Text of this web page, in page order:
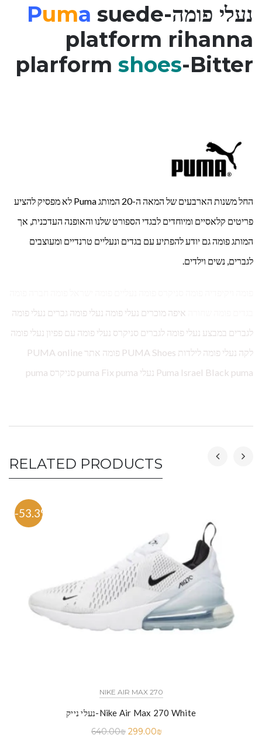
נעלי פומה- Puma suede
platform rihanna
plarform shoes-Bitter
החל משנות הארבעים של המאה ה-20 המותג Puma לא מפסיק להציע
פריטים קלאסיים ומיוחדים לבגדי הספורט שלנו והאופנה העדכנית, אך
המותג פומה גם יודע להפתיע עם בגדים ונעליים טרנדיים ומעוצבים
לגברים, נשים וילדים.
איפה מוכרים נעלי פומה נעלי פומה גברים נעלי פומה
לגברים במבצע נעלי פומה לגברים סניקרס נעלי פומה עם פפיון נעלי פומה
לקה נעלי פומה לילדות PUMA Shoes פומה אתר PUMA online
Puma Israel Black puma נעלי puma Fix puma סניקרס puma
RELATED PRODUCTS
-53.3%
NIKE AIR MAX 270
נעלי נייק-Nike Air Max 270 White
640.00₪ 299.00₪